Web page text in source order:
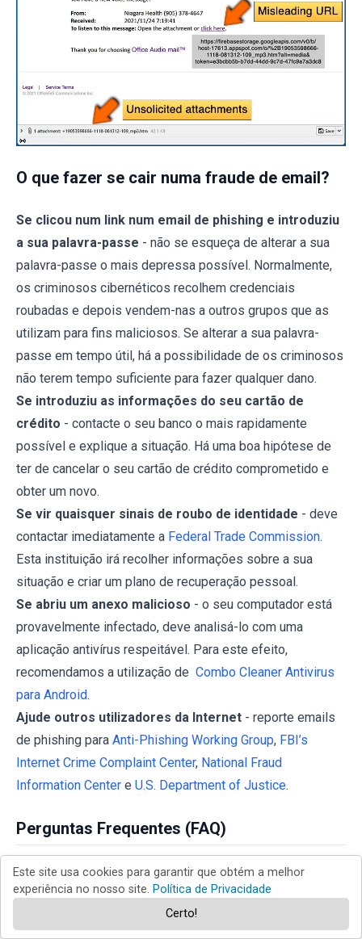
O que fazer se cair numa fraude de email?
Se clicou num link num email de phishing e introduziu
a sua palavra-passe - não se esqueça de alterar a sua
palavra-passe o mais depressa possível. Normalmente,
os criminosos cibernéticos recolhem credenciais
roubadas e depois vendem-nas a outros grupos que as
utilizam para fins maliciosos. Se alterar a sua palavra-
passe em tempo útil, há a possibilidade de os criminosos
não terem tempo suficiente para fazer qualquer dano.
Se introduziu as informações do seu cartão de
crédito - contacte o seu banco o mais rapidamente
possível e explique a situação. Há uma boa hipótese de
ter de cancelar o seu cartão de crédito comprometido e
obter um novo.
Se vir quaisquer sinais de roubo de identidade - deve
contactar imediatamente a Federal Trade Commission.
Esta instituição irá recolher informações sobre a sua
situação e criar um plano de recuperação pessoal.
Se abriu um anexo malicioso - o seu computador está
provavelmente infectado, deve analisá-lo com uma
aplicação antivírus respeitável. Para este efeito,
recomendamos a utilização de Combo Cleaner Antivirus
para Android.
Ajude outros utilizadores da Internet - reporte emails
de phishing para Anti-Phishing Working Group, FBI’s
Internet Crime Complaint Center, National Fraud
Information Center e U.S. Department of Justice.
Perguntas Frequentes (FAQ)
Por que recebi este email?
Este email de sextorção não é pessoal. Muito
provavelmente, o seu endereço de email foi obtido
Este site usa cookies para garantir que obtém a melhor
experiência no nosso site. Política de Privacidade
Certo!